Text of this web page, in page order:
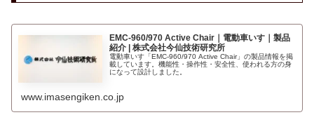
EMC-960/970 Active Chair｜電動車いす｜製品
紹介 | 株式会社今仙技術研究所
電動車いす「EMC-960/970 Active Chair」の製品情報を掲
載しています。機能性・操作性・安全性、使われる方の身
になって設計しました。
www.imasengiken.co.jp